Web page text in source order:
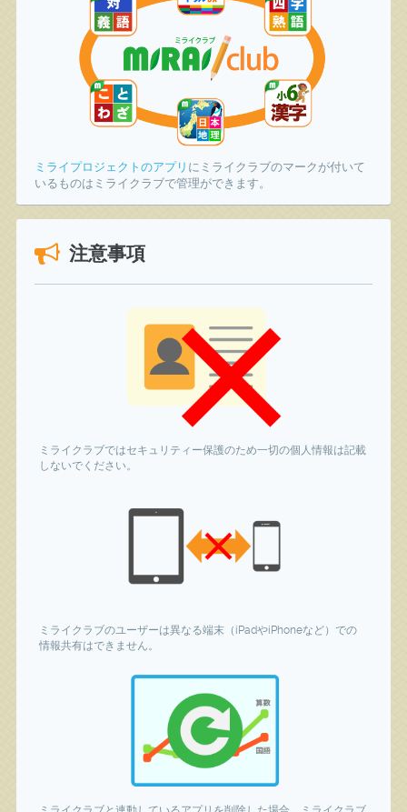
ミライプロジェクトのアプリ にミライクラブのマークが付いて
いるものはミライクラブで管理ができます。
注意事項
ミライクラブではセキュリティー保護のため一切の個人情報は記載
しないでください。
ミライクラブのユーザーは異なる端末（iPadやiPhoneなど）での
情報共有はできません。